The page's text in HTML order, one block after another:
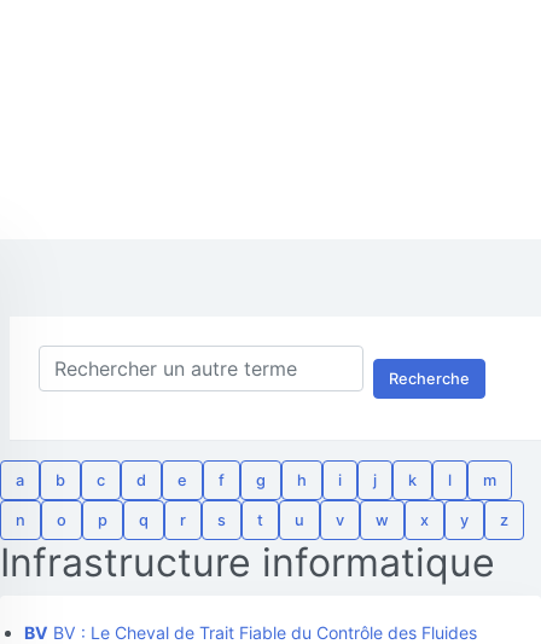
Recherche
a b c d e f g h i j k l m
n o p q r s t u v w x y z
Infrastructure informatique
BV BV : Le Cheval de Trait Fiable du Contrôle des Fluides